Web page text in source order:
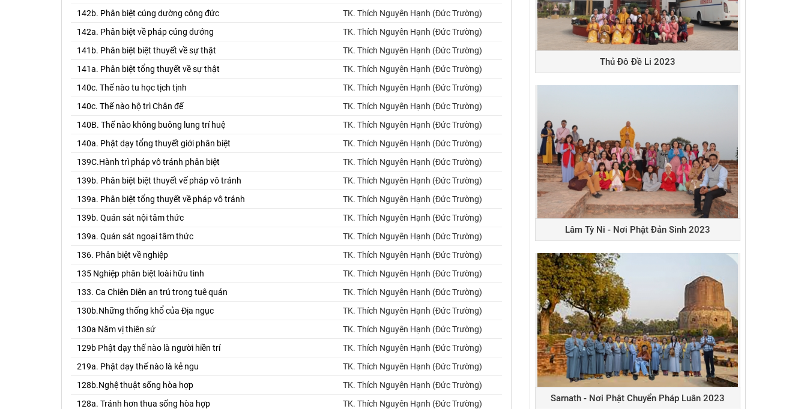
142b. Phân biệt cúng dường công đức
TK. Thích Nguyên Hạnh (Đức Trường)
142a. Phân biệt về pháp cúng dướng
TK. Thích Nguyên Hạnh (Đức Trường)
141b. Phân biệt biệt thuyết về sự thật
TK. Thích Nguyên Hạnh (Đức Trường)
141a. Phân biệt tổng thuyết về sự thật
TK. Thích Nguyên Hạnh (Đức Trường)
140c. Thế nào tu học tịch tịnh
TK. Thích Nguyên Hạnh (Đức Trường)
140c. Thế nào hộ trì Chân đế
TK. Thích Nguyên Hạnh (Đức Trường)
140B. Thế nào không buông lung trí huệ
TK. Thích Nguyên Hạnh (Đức Trường)
140a. Phật dạy tổng thuyết giới phân biệt
TK. Thích Nguyên Hạnh (Đức Trường)
139C.Hành trì pháp vô tránh phân biệt
TK. Thích Nguyên Hạnh (Đức Trường)
139b. Phân biệt biệt thuyết vế pháp vô tránh
TK. Thích Nguyên Hạnh (Đức Trường)
139a. Phân biệt tổng thuyết về pháp vô tránh
TK. Thích Nguyên Hạnh (Đức Trường)
139b. Quán sát nội tâm thức
TK. Thích Nguyên Hạnh (Đức Trường)
139a. Quán sát ngoại tâm thức
TK. Thích Nguyên Hạnh (Đức Trường)
136. Phân biệt về nghiệp
TK. Thích Nguyên Hạnh (Đức Trường)
135 Nghiệp phân biệt loài hữu tình
TK. Thích Nguyên Hạnh (Đức Trường)
133. Ca Chiên Diên an trú trong tuê quán
TK. Thích Nguyên Hạnh (Đức Trường)
130b.Những thống khổ của Địa ngục
TK. Thích Nguyên Hạnh (Đức Trường)
130a Năm vị thiên sứ
TK. Thích Nguyên Hạnh (Đức Trường)
129b Phật dạy thế nào là người hiền trí
TK. Thích Nguyên Hạnh (Đức Trường)
219a. Phật dạy thế nào là kẻ ngu
TK. Thích Nguyên Hạnh (Đức Trường)
128b.Nghệ thuật sống hòa hợp
TK. Thích Nguyên Hạnh (Đức Trường)
128a. Tránh hơn thua sống hòa hợp
TK. Thích Nguyên Hạnh (Đức Trường)
Thủ Đô Đề Li 2023
Lâm Tỳ Ni - Nơi Phật Đản Sinh 2023
Sarnath - Nơi Phật Chuyển Pháp Luân 2023